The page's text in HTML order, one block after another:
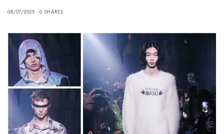
08/07/2025 0 SHARES